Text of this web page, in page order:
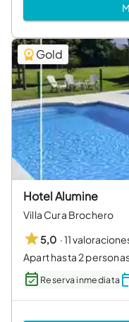
Gold
Hotel Alumine
Villa Cura Brochero
5,0 ·11
Apart hasta 2
Reserva inmediata